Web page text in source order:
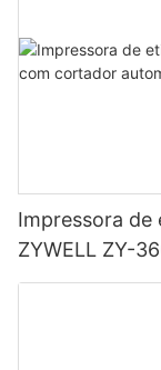
Impressora de
ZYWELL ZY-